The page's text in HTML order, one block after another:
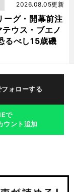
ーグ・開幕前注
ウス・ブエノ
るべし15歳磯
2026.08.05更新
ォローする
で
ウント追加